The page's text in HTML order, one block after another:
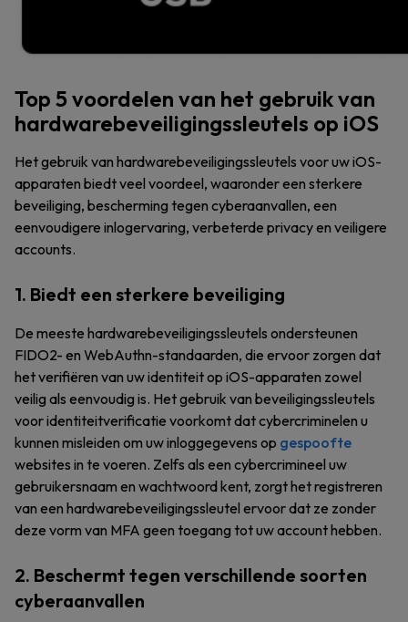
Top 5 voordelen van het gebruik van
hardwarebeveiligingssleutels op iOS
Het gebruik van hardwarebeveiligingssleutels voor uw iOS-
apparaten biedt veel voordeel, waaronder een sterkere
beveiliging, bescherming tegen cyberaanvallen, een
eenvoudigere inlogervaring, verbeterde privacy en veiligere
accounts.
1. Biedt een sterkere beveiliging
De meeste hardwarebeveiligingssleutels ondersteunen
FIDO2- en WebAuthn-standaarden, die ervoor zorgen dat
het verifiëren van uw identiteit op iOS-apparaten zowel
veilig als eenvoudig is. Het gebruik van beveiligingssleutels
voor identiteitverificatie voorkomt dat cybercriminelen u
kunnen misleiden om uw inloggegevens op gespoofte
websites in te voeren. Zelfs als een cybercrimineel uw
gebruikersnaam en wachtwoord kent, zorgt het registreren
van een hardwarebeveiligingssleutel ervoor dat ze zonder
deze vorm van MFA geen toegang tot uw account hebben.
2. Beschermt tegen verschillende soorten
cyberaanvallen